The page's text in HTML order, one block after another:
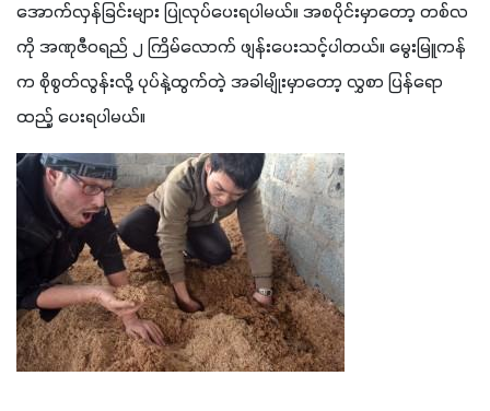
အောက်လှန်ခြင်းများ ပြုလုပ်ပေးရပါမယ်။ အစပိုင်းမှာတော့ တစ်လ
ကို အဏုဇီဝရည် ၂ ကြိမ်လောက် ဖျန်းပေးသင့်ပါတယ်။ မွေးမြူကန်
က စိုစွတ်လွန်းလို့ ပုပ်နဲ့ထွက်တဲ့ အခါမျိုးမှာတော့ လွှစာ ပြန်ရော
ထည့် ပေးရပါမယ်။